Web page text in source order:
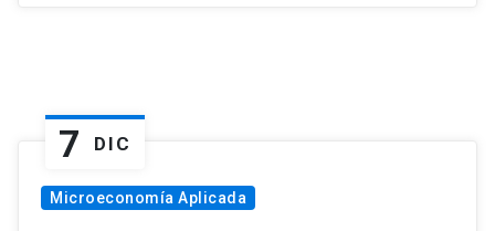
7 DIC
Microeconomía Aplicada